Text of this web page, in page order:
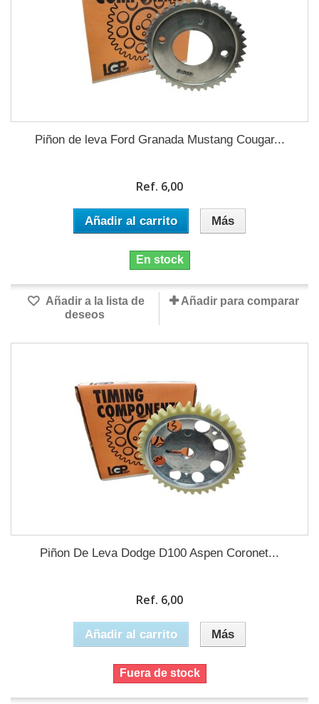
Piñon de leva Ford Granada Mustang Cougar...
Ref. 6,00
Añadir al carrito Más
En stock
Añadir a la lista de
deseos
Añadir para comparar
Piñon De Leva Dodge D100 Aspen Coronet...
Ref. 6,00
Añadir al carrito Más
Fuera de stock